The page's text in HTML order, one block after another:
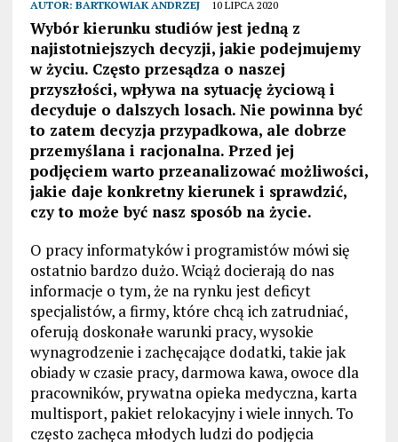
AUTOR: BARTKOWIAK ANDRZEJ 10 LIPCA 2020
Wybór kierunku studiów jest jedną z
najistotniejszych decyzji, jakie podejmujemy
w życiu. Często przesądza o naszej
przyszłości, wpływa na sytuację życiową i
decyduje o dalszych losach. Nie powinna być
to zatem decyzja przypadkowa, ale dobrze
przemyślana i racjonalna. Przed jej
podjęciem warto przeanalizować możliwości,
jakie daje konkretny kierunek i sprawdzić,
czy to może być nasz sposób na życie.
O pracy informatyków i programistów mówi się
ostatnio bardzo dużo. Wciąż docierają do nas
informacje o tym, że na rynku jest deficyt
specjalistów, a firmy, które chcą ich zatrudniać,
oferują doskonałe warunki pracy, wysokie
wynagrodzenie i zachęcające dodatki, takie jak
obiady w czasie pracy, darmowa kawa, owoce dla
pracowników, prywatna opieka medyczna, karta
multisport, pakiet relokacyjny i wiele innych. To
często zachęca młodych ludzi do podjęcia